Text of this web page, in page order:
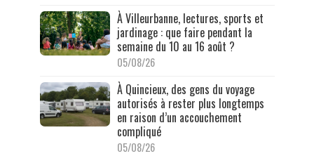
À Villeurbanne, lectures, sports et
jardinage : que faire pendant la
semaine du 10 au 16 août ?
05/08/26
À Quincieux, des gens du voyage
autorisés à rester plus longtemps
en raison d’un accouchement
compliqué
05/08/26